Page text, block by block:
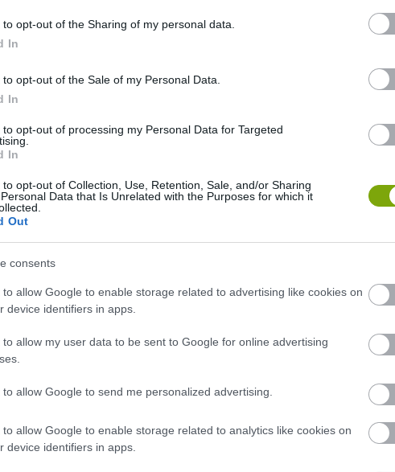
to opt-out of the Sharing of my personal data.
In
to opt-out of the Sale of my Personal Data.
In
to opt-out of processing my Personal Data for Targeted
In
to opt-out of Collection, Use, Retention, Sale, and/or Sharing
Data that Is Unrelated with the Purposes for which it
Out
consents
to allow Google to enable storage related to advertising like cookies on
device identifiers in apps.
to allow my user data to be sent to Google for online advertising
to allow Google to send me personalized advertising.
to allow Google to enable storage related to analytics like cookies on
device identifiers in apps.